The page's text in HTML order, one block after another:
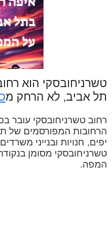
טשרניחובסקי הוא
תל אביב, לא הרחק מ
רחוב טשרניחובסקי עובר
הרחובות המפורסמים של
יפים, חנויות ובנייני
טשרניחובסקי מסומן
המפה.